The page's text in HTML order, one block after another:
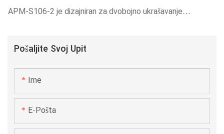
Pošaljite Svoj Upit
Ime
E-Pošta
APM-S106-2 je dizajniran za dvobojno ukrašavanje
cilindrične ili kvadratne posude sa ili bez registracijskih
točaka. Pouzdanost i brzina čine S106 idealnim za offline ili
linijsku proizvodnju 24/7.